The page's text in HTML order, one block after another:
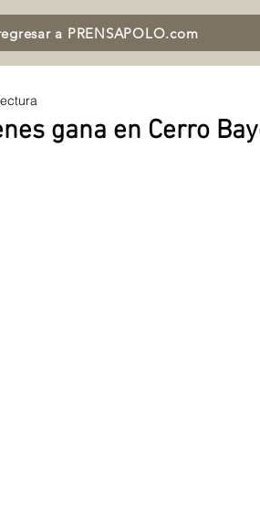
a PRENSAPOLO.com
gana en Cerro